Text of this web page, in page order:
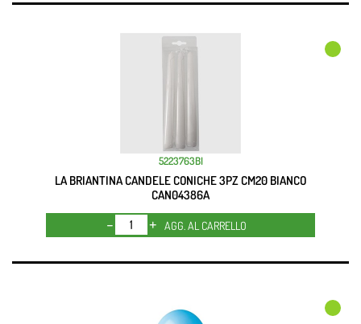
5223763BI
LA BRIANTINA CANDELE CONICHE 3PZ CM20 BIANCO
CAN04386A
Quantità
AGG. AL CARRELLO